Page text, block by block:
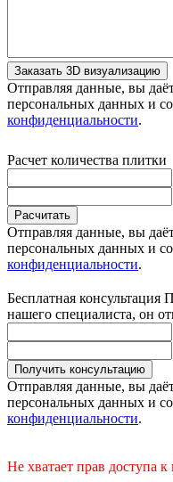
Заказать 3D визуализацию
Отправляя данные, вы
персональных данных и
конфиденциальности.
Расчет количества плитки
Расчитать
Отправляя данные, вы
персональных данных и
конфиденциальности.
Бесплатная консультация
нашего специалиста, он
Получить консультацию
Отправляя данные, вы
персональных данных и
конфиденциальности.
Не хватает прав доступа